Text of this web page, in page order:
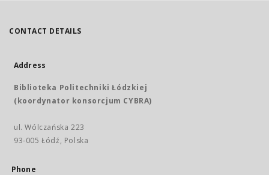
CONTACT DETAILS
Address
Biblioteka Politechniki Łódzkiej
(koordynator konsorcjum CYBRA)
ul. Wólczańska 223
93-005 Łódź, Polska
Phone